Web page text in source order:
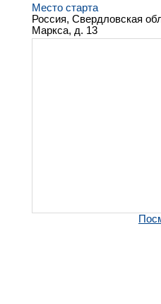
Место старта
Россия, Свердловская
Маркса, д. 13